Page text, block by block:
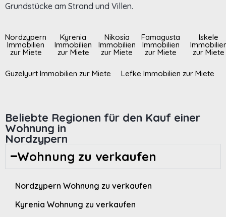
Grundstücke am Strand und Villen.
Nordzypern
Immobilien
zur Miete
Kyrenia
Immobilien
zur Miete
Nikosia
Immobilien
zur Miete
Famagusta
Immobilien
zur Miete
Iskele
zur Miete
Guzelyurt Immobilien zur Miete Lefke Immobilien zur Miete
Beliebte Regionen für den Kauf einer
Wohnung in
Nordzypern
Wohnung zu verkaufen
Nordzypern Wohnung zu verkaufen
Kyrenia Wohnung zu verkaufen